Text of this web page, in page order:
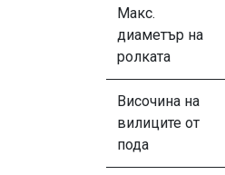
Макс.
диаметър на
ролката
Височина на
вилиците от
пода